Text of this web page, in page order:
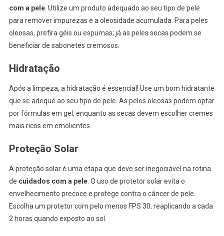
com a pele. Utilize um produto adequado ao seu tipo de pele
para remover impurezas e a oleosidade acumulada. Para peles
oleosas, prefira géis ou espumas; já as peles secas podem se
beneficiar de sabonetes cremosos.
Hidratação
Após a limpeza, a hidratação é essencial! Use um bom hidratante
que se adeque ao seu tipo de pele. As peles oleosas podem optar
por fórmulas em gel, enquanto as secas devem escolher cremes
mais ricos em emolientes.
Proteção Solar
A proteção solar é uma etapa que deve ser inegociável na rotina
de cuidados com a pele. O uso de protetor solar evita o
envelhecimento precoce e protege contra o câncer de pele.
Escolha um protetor com pelo menos FPS 30, reaplicando a cada
2 horas quando exposto ao sol.